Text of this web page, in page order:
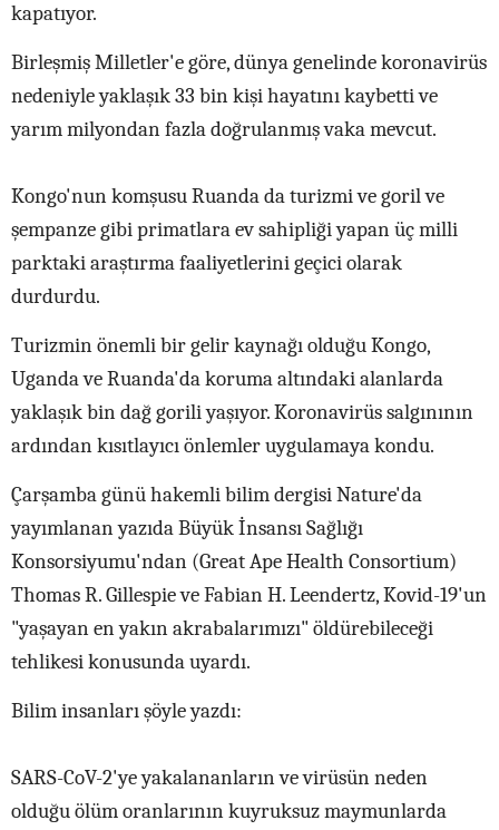
kapatıyor.
Birleşmiş Milletler'e göre, dünya genelinde koronavirüs
nedeniyle yaklaşık 33 bin kişi hayatını kaybetti ve
yarım milyondan fazla doğrulanmış vaka mevcut.
Kongo'nun komşusu Ruanda da turizmi ve goril ve
şempanze gibi primatlara ev sahipliği yapan üç milli
parktaki araştırma faaliyetlerini geçici olarak
durdurdu.
Turizmin önemli bir gelir kaynağı olduğu Kongo,
Uganda ve Ruanda'da koruma altındaki alanlarda
yaklaşık bin dağ gorili yaşıyor. Koronavirüs salgınının
ardından kısıtlayıcı önlemler uygulamaya kondu.
Çarşamba günü hakemli bilim dergisi Nature'da
yayımlanan yazıda Büyük İnsansı Sağlığı
Konsorsiyumu'ndan (Great Ape Health Consortium)
Thomas R. Gillespie ve Fabian H. Leendertz, Kovid-19'un
"yaşayan en yakın akrabalarımızı" öldürebileceği
tehlikesi konusunda uyardı.
Bilim insanları şöyle yazdı:
SARS-CoV-2'ye yakalananların ve virüsün neden
olduğu ölüm oranlarının kuyruksuz maymunlarda